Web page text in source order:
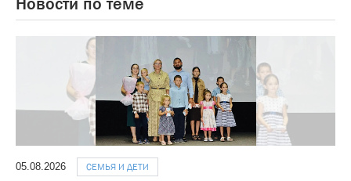
05.08.2026 СЕМЬЯ И ДЕТИ